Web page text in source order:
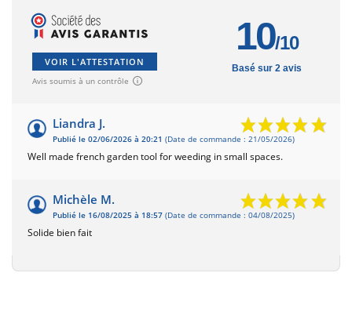
VOIR L'ATTESTATION
Avis soumis à un contrôle
10/10
Basé sur 2 avis
Liandra J.
Publié le 02/06/2026 à 20:21 (Date de commande : 21/05/2026)
Well made french garden tool for weeding in small spaces.
Michèle M.
Publié le 16/08/2025 à 18:57 (Date de commande : 04/08/2025)
Solide bien fait